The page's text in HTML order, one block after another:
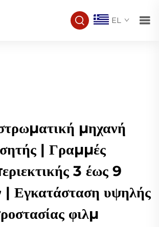
EL
μηχανή
| Γραμμές
3 έως 9
| Εγκατάσταση υψηλής
φιλμ